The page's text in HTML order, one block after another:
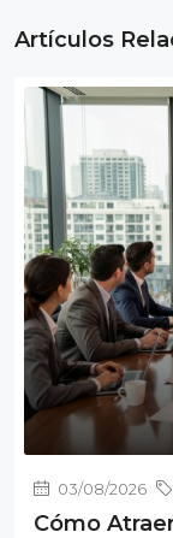
Artículos
03/08/2026
Cómo